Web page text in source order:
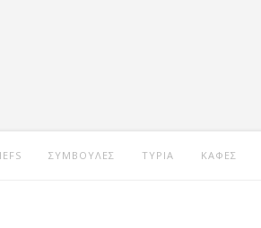
ΣΥΜΒΟΥΛΕΣ ΤΥΡΙΑ ΚΑΦΕΣ